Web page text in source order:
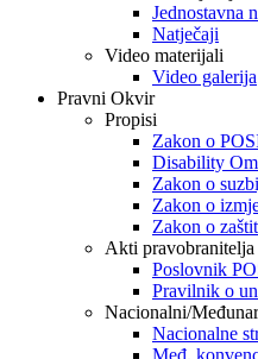
Jednostavna
Natječaji
Video materijali
Video galerija
Pravni Okvir
Propisi
Zakon o
Disability
Zakon o
Zakon o
Zakon o
Akti pravobranitelja
Poslovnik
Pravilnik o
Nacionalni/
Nacionalne
Međ.